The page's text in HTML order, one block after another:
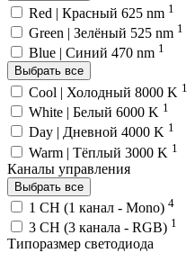
Red | Красный 625 nm 1
Green | Зелёный 525 nm 1
Blue | Синий 470 nm 1
Выбрать все
Cool | Холодный 8000 K 1
White | Белый 6000 K 1
Day | Дневной 4000 K 1
Warm | Тёплый 3000 K 1
Каналы управления
Выбрать все
1 CH (1 канал - Mono) 4
3 CH (3 канала - RGB) 1
Типоразмер светодиода